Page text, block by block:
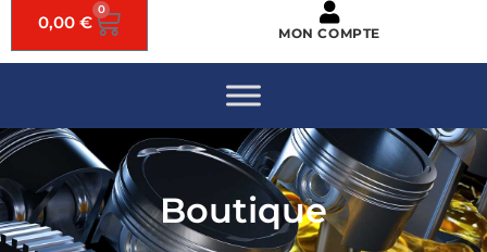
0,00 €
0
MON COMPTE
Boutique